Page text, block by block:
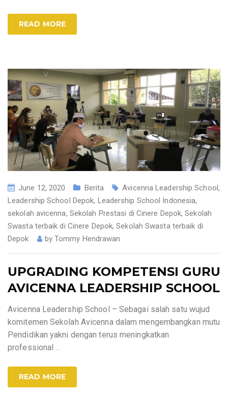
READ MORE
June 12, 2020 Berita Avicenna Leadership School,
Leadership School Depok, Leadership School Indonesia,
sekolah avicenna, Sekolah Prestasi di Cinere Depok,Sekolah
Swasta terbaik di Cinere Depok,Sekolah Swasta terbaik di
Depok
by Tommy Hendrawan
UPGRADING KOMPETENSI GURU
AVICENNA LEADERSHIP SCHOOL
Avicenna Leadership School – Sebagai salah satu wujud
komitemen Sekolah Avicenna dalam mengembangkan mutu
Pendidikan yakni dengan terus meningkatkan
professional
READ MORE